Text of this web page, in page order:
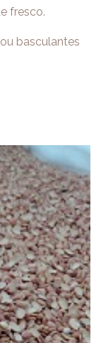
fresco.
basculantes